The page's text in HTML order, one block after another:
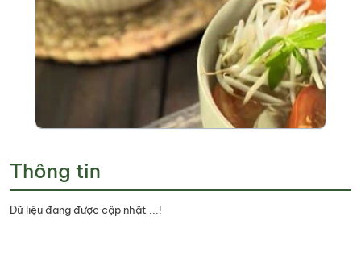
Thông tin
Dữ liệu đang được cập nhật ...!